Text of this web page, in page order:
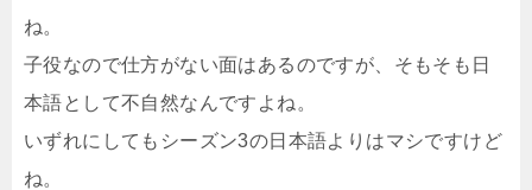
ね。
子役なので仕方がない面はあるのですが、そもそも日
本語として不自然なんですよね。
いずれにしてもシーズン3の日本語よりはマシですけど
ね。